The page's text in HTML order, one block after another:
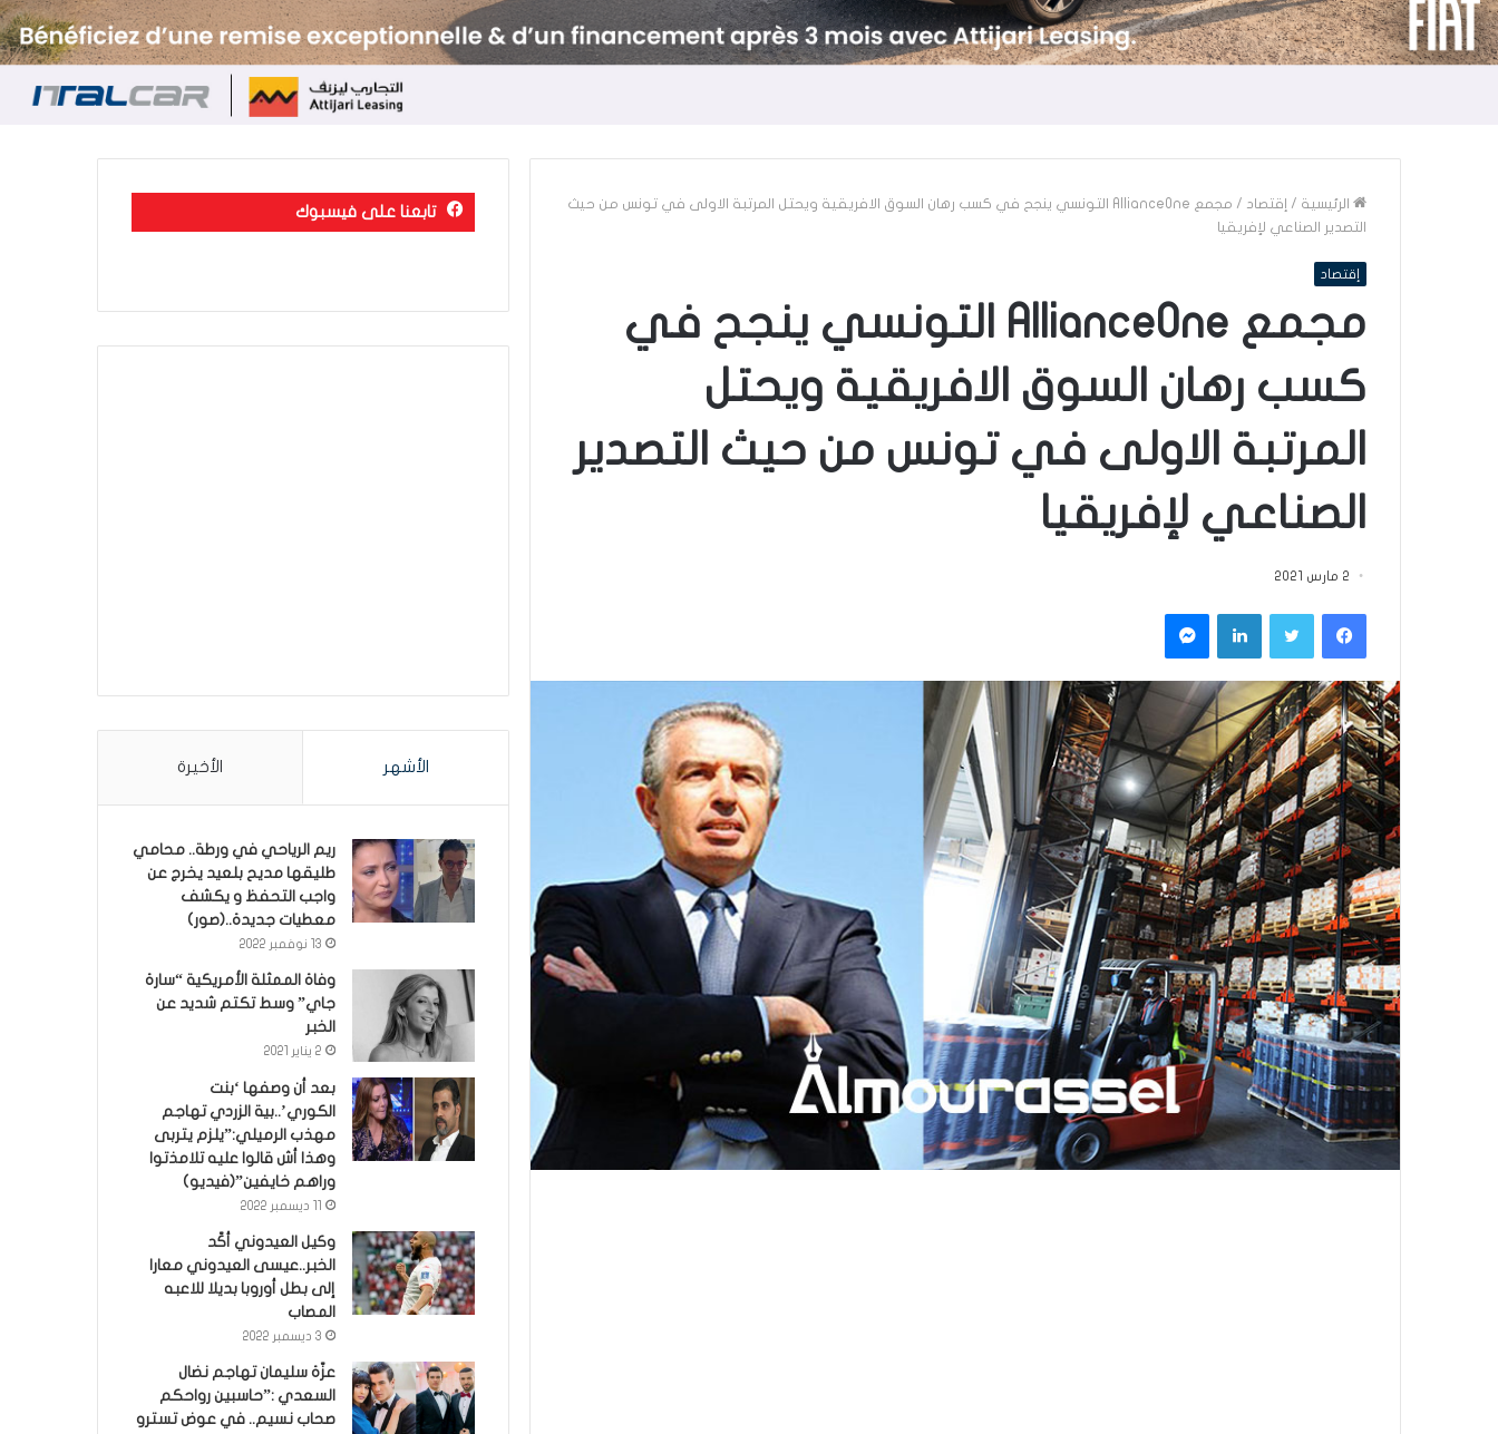
الرئيسية / إقتصاد /
مجمع AllianceOne التونسي ينجح في كسب رهان السوق الافريقية ويحتل المرتبة الاولى في تونس من حيث
التصدير الصناعي لإفريقيا
إقتصاد
مجمع AllianceOne التونسي ينجح في
كسب رهان السوق الافريقية ويحتل
المرتبة الاولى في تونس من حيث التصدير
الصناعي لإفريقيا
2 مارس 2021
فيسبوكتويتر لينكدإن ماسنجر
تابعنا على فيسبوك
الأشهر الأخيرة
ريم الرياحي في ورطة.. محامي
طليقها مديح بلعيد يخرج عن
واجب التحفظ و يكشف
معطيات جديدة..(صور)
13 نوفمبر 2022
وفاة الممثلة الأمريكية “سارة
جاي” وسط تكتم شديد عن
الخبر
2 يناير 2021
بعد أن وصفها ‘بنت
الكوري’..بية الزردي تهاجم
مهذب الرميلي:”يلزم يتربى
وهذا أش قالوا عليه تلامذتوا
وراهم خايفين”(فيديو)
وكيل العيدوني أكّد
الخبر..عيسى العيدوني معارا
إلى بطل أوروبا بديلا للاعبه
المصاب
3 ديسمبر 2022
عزّة سليمان تهاجم نضال
السعدي :”حاسبين رواحكم
صحاب نسيم.. في عوض تسترو